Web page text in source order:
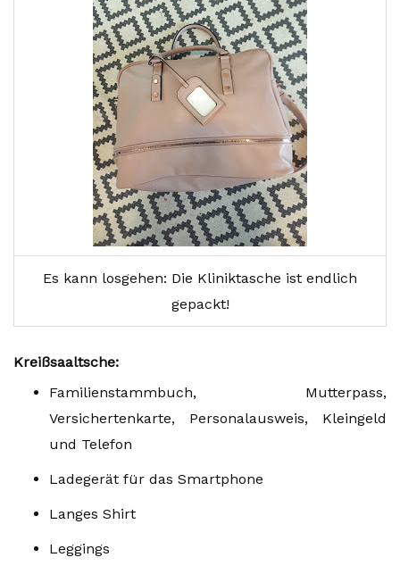
Es kann losgehen: Die Kliniktasche ist endlich
gepackt!
Kreißsaaltsche:
Familienstammbuch, Mutterpass,
Versichertenkarte, Personalausweis, Kleingeld
und Telefon
Ladegerät für das Smartphone
Langes Shirt
Leggings